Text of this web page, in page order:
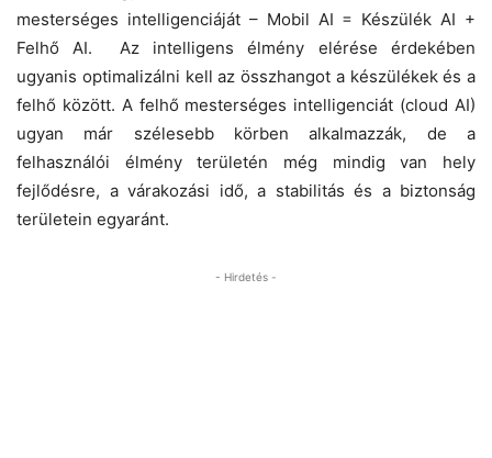
mesterséges intelligenciáját – Mobil AI = Készülék AI +
Felhő AI. Az intelligens élmény elérése érdekében
ugyanis optimalizálni kell az összhangot a készülékek és a
felhő között. A felhő mesterséges intelligenciát (cloud AI)
ugyan már szélesebb körben alkalmazzák, de a
felhasználói élmény területén még mindig van hely
fejlődésre, a várakozási idő, a stabilitás és a biztonság
területein egyaránt.
- Hirdetés -